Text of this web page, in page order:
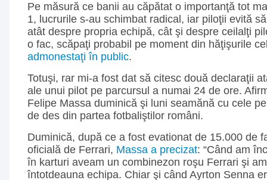
Pe măsură ce banii au căpătat o importanţă tot
1, lucrurile s-au schimbat radical, iar piloţii evită
atât despre propria echipă, cât şi despre ceilalţi
o fac, scăpaţi probabil pe moment din hăţişurile
admonestaţi în public.
Totuşi, rar mi-a fost dat să citesc două declaraţii
ale unui pilot pe parcursul a numai 24 de ore.
Felipe Massa duminică şi luni seamănă cu cele
de des din partea fotbaliştilor români.
Duminică, după ce a fost evationat de 15.000 de
oficială de Ferrari, Massa a precizat: “Când am
în karturi aveam un combinezon roşu Ferrari şi
întotdeauna echipa. Chiar şi când Ayrton Senna